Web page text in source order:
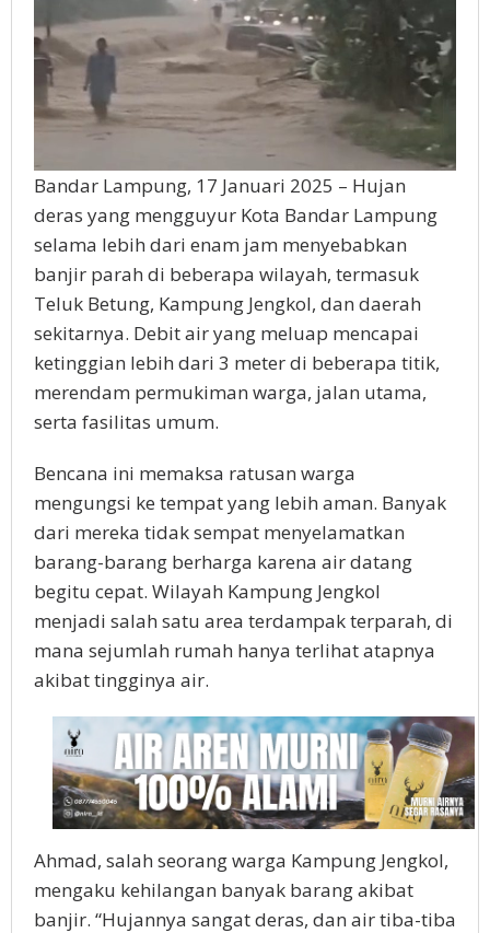
Bandar Lampung, 17 Januari 2025 – Hujan
deras yang mengguyur Kota Bandar Lampung
selama lebih dari enam jam menyebabkan
banjir parah di beberapa wilayah, termasuk
Teluk Betung, Kampung Jengkol, dan daerah
sekitarnya. Debit air yang meluap mencapai
ketinggian lebih dari 3 meter di beberapa titik,
merendam permukiman warga, jalan utama,
serta fasilitas umum.
Bencana ini memaksa ratusan warga
mengungsi ke tempat yang lebih aman. Banyak
dari mereka tidak sempat menyelamatkan
barang-barang berharga karena air datang
begitu cepat. Wilayah Kampung Jengkol
menjadi salah satu area terdampak terparah, di
mana sejumlah rumah hanya terlihat atapnya
akibat tingginya air.
Ahmad, salah seorang warga Kampung Jengkol,
mengaku kehilangan banyak barang akibat
banjir. “Hujannya sangat deras, dan air tiba-tiba